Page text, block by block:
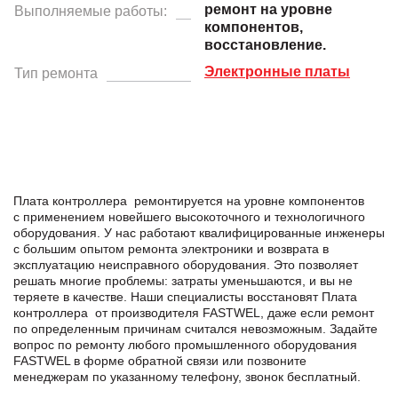
Выполняемые работы:
ремонт на уровне
компонентов,
восстановление.
Тип ремонта
Электронные платы
Плата контроллера ремонтируется на уровне компонентов
с применением новейшего высокоточного и технологичного
оборудования. У нас работают квалифицированные инженеры
с большим опытом ремонта электроники и возврата в
эксплуатацию неисправного оборудования. Это позволяет
решать многие проблемы: затраты уменьшаются, и вы не
теряете в качестве. Наши специалисты восстановят Плата
контроллера от производителя FASTWEL, даже если ремонт
по определенным причинам считался невозможным. Задайте
вопрос по ремонту любого промышленного оборудования
FASTWEL в формe обратной связи или позвоните
менеджерам по указанному телефону, звонок бесплатный.